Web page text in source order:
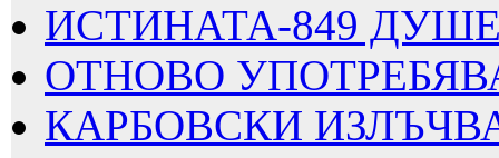
ИСТИНАТА-849
ОТНОВО
КАРБОВСКИ